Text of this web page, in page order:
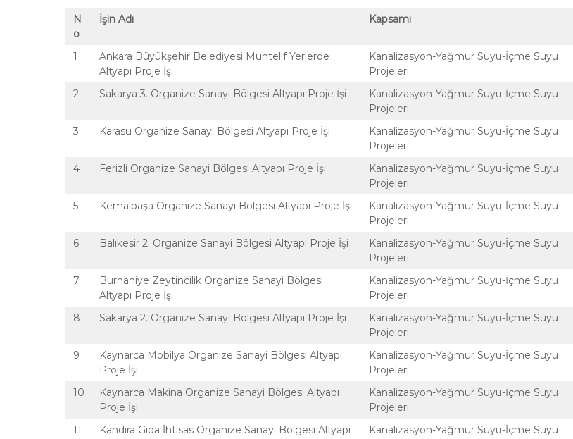
N
o
İşin Adı Kapsamı
1
Ankara Büyükşehir Belediyesi Muhtelif Yerlerde
Altyapı Proje İşi
Kanalizasyon-Yağmur Suyu-İçme Suyu
Projeleri
2
Sakarya 3. Organize Sanayi Bölgesi Altyapı Proje İşi
Kanalizasyon-Yağmur Suyu-İçme Suyu
Projeleri
3
Karasu Organize Sanayi Bölgesi Altyapı Proje İşi
Kanalizasyon-Yağmur Suyu-İçme Suyu
Projeleri
4
Ferizli Organize Sanayi Bölgesi Altyapı Proje İşi
Kanalizasyon-Yağmur Suyu-İçme Suyu
Projeleri
5
Kemalpaşa Organize Sanayi Bölgesi Altyapı Proje İşi
Kanalizasyon-Yağmur Suyu-İçme Suyu
Projeleri
6
Balıkesir 2. Organize Sanayi Bölgesi Altyapı Proje İşi
Kanalizasyon-Yağmur Suyu-İçme Suyu
Projeleri
7
Burhaniye Zeytincilik Organize Sanayi Bölgesi
Altyapı Proje İşi
Kanalizasyon-Yağmur Suyu-İçme Suyu
Projeleri
8
Sakarya 2. Organize Sanayi Bölgesi Altyapı Proje İşi
Kanalizasyon-Yağmur Suyu-İçme Suyu
Projeleri
9
Kaynarca Mobilya Organize Sanayi Bölgesi Altyapı
Proje İşi
Kanalizasyon-Yağmur Suyu-İçme Suyu
Projeleri
10
Kaynarca Makina Organize Sanayi Bölgesi Altyapı
Proje İşi
Kanalizasyon-Yağmur Suyu-İçme Suyu
Projeleri
11
Kandıra Gıda İhtisas Organize Sanayi Bölgesi Altyapı
Kanalizasyon-Yağmur Suyu-İçme Suyu